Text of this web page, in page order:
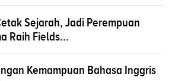
Sejarah, Jadi Perempuan
Raih Fields...
Kemampuan Bahasa Inggris